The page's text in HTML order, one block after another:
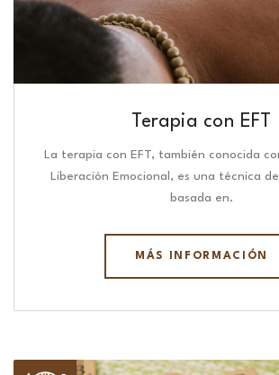
Terapia con EFT
La terapia con EFT, también conocida
Liberación Emocional, es una técnica
basada en.
MÁS INFORMACIÓN